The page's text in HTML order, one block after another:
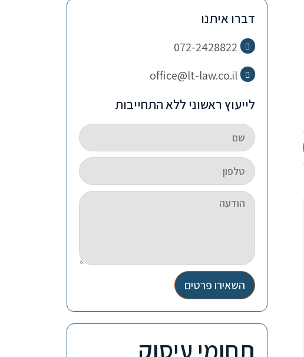
דברו איתנו
072-2428822
office@lt-law.co.il
לייעוץ ראשוני ללא התחייבות
השאירו פרטים
תחומי עיסוק